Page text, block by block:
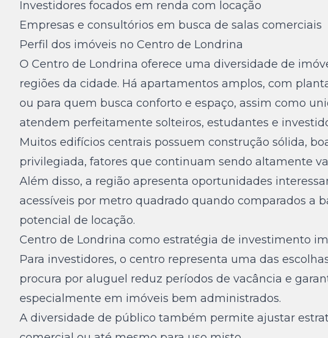
Investidores focados em renda com locação
Empresas e consultórios em busca de salas comerciais
Perfil dos imóveis no Centro de Londrina
O Centro de Londrina oferece uma diversidade de
regiões da cidade. Há apartamentos amplos, com
ou para quem busca conforto e espaço, assim como
atendem perfeitamente solteiros, estudantes e
Muitos edifícios centrais possuem construção sólida,
privilegiada, fatores que continuam sendo altamente
Além disso, a região apresenta oportunidades
acessíveis por metro quadrado quando comparados a
potencial de locação.
Centro de Londrina como estratégia de investimento
Para investidores, o centro representa uma das
procura por aluguel reduz períodos de vacância e
especialmente em imóveis bem administrados.
A diversidade de público também permite ajustar